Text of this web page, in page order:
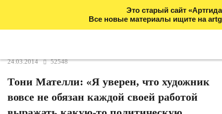
Это старый сайт
Все новые материалы ищите на
24.03.2014 52548
Тони Мателли: «Я уверен, что художник
вовсе не обязан каждой своей работой